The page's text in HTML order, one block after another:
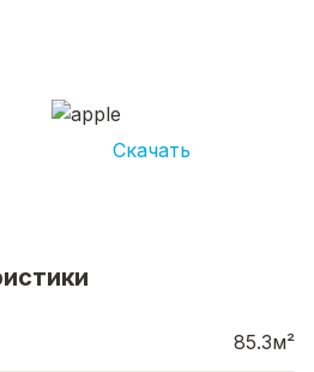
Скачать
85.3м²